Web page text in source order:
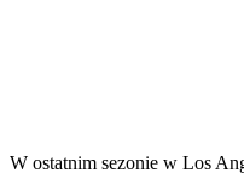
W ostatnim sezonie w Los